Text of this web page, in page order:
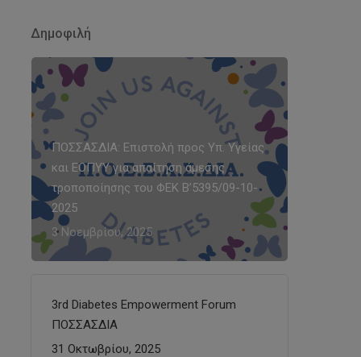
Δημοφιλή
ΠΟΣΣΑΣΔΙΑ: Επιστολή προς Υπ. Υγείας
και ΕΟΠΥΥ για απαίτηση άμεσης
τροποποίησης του ΦΕΚ Β’5395/09-10-
2025
3 Νοεμβρίου, 2025
3rd Diabetes Empowerment Forum
ΠΟΣΣΑΣΔΙΑ
31 Οκτωβρίου, 2025